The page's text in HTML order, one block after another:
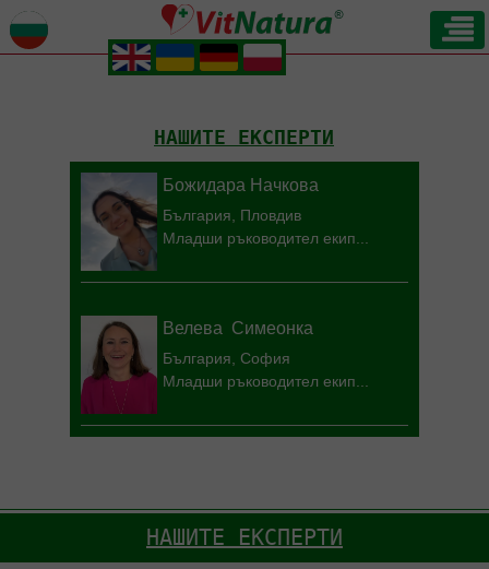
.
.
.
Божидара Начкова
България, Пловдив
Младши ръководител екип...
Велева Симеонка
България, София
Младши ръководител екип...
НАШИТЕ ЕКСПЕРТИ
НАШИТЕ ЕКСПЕРТИ